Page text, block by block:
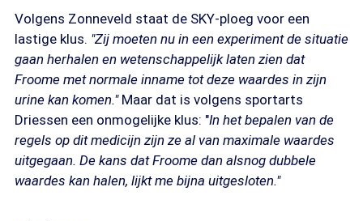
Volgens Zonneveld staat de SKY-ploeg voor een
lastige klus. "Zij moeten nu in een experiment de situatie
gaan herhalen en wetenschappelijk laten zien dat
Froome met normale inname tot deze waardes in zijn
urine kan komen." Maar dat is volgens sportarts
Driessen een onmogelijke klus: "In het bepalen van de
regels op dit medicijn zijn ze al van maximale waardes
uitgegaan. De kans dat Froome dan alsnog dubbele
waardes kan halen, lijkt me bijna uitgesloten."